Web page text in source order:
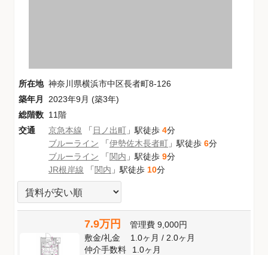
所在地 神奈川県横浜市中区長者町8-126
築年月
2023年9月 (築3年)
総階数 11階
交通
京急本線 「日ノ出町 」駅徒歩 4分
ブルーライン 「伊勢佐木長者町 」駅徒歩 6分
ブルーライン 「関内 」駅徒歩 9分
JR根岸線 「関内 」駅徒歩 10分
7.9万円 管理費 9,000円
敷金/礼金 1.0ヶ月/ 2.0ヶ月
仲介手数料
1.0ヶ月